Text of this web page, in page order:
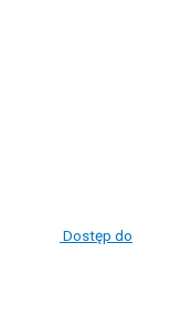
Dostęp do